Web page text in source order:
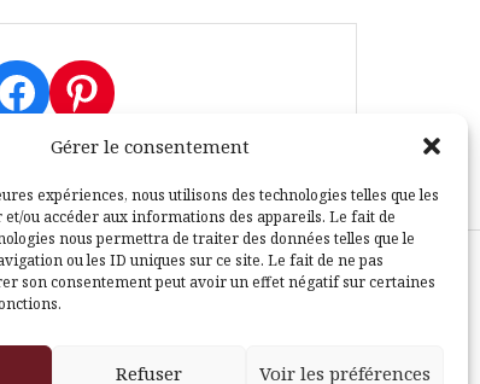
Gérer le consentement
expériences, nous utilisons des technologies telles que les
et/ou accéder aux informations des appareils. Le fait de
nous permettra de traiter des données telles que le
ou les ID uniques sur ce site. Le fait de ne pas
son consentement peut avoir un effet négatif sur certaines
Refuser Voir les préférences
Facebook
Pinterest